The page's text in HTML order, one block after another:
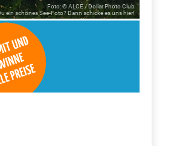
Foto: © ALCE / Dollar Photo Club
ein schönes See-Foto? Dann schicke es uns hier!